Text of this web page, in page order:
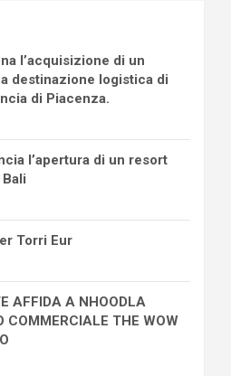
l’acquisizione di un
destinazione logistica di
di Piacenza.
l’apertura di un resort
Torri Eur
AFFIDA A NHOODLA
COMMERCIALE THE WOW